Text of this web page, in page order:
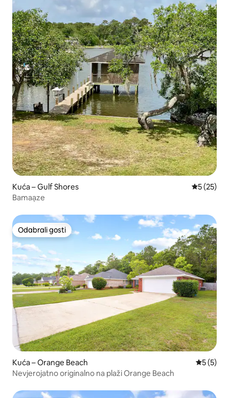
Kuća – Gulf Shores Prosječna
5 (25)
Bamaạze
Odabrali gosti
Odabrali gosti
Kuća – Orange Beach
5 (5)
Nevjerojatno originalno na plaži Orange Beach